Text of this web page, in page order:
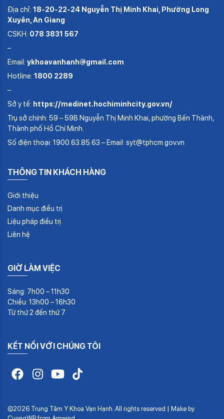
Địa chỉ: 18-20-22-24 Nguyễn Thị Minh Khai, Phường Long
Xuyên, An Giang
CSKH: 078 3831 567
–
Email: ykhoavanhanh@gmail.com
Hotline: 1800 2289
–
Sở y tế: https://medinet.hochiminhcity.gov.vn/
Trụ sở chính: 59 – 59B Nguyễn Thị Minh Khai, phường Bến Thành,
Thành phố Hồ Chí Minh.
Số điện thoại: 1900.63.85.63 – Email: syt@tphcm.gov.vn
THÔNG TIN KHÁCH HÀNG
Giới thiệu
Danh mục điều trị
Liệu pháp điều trị
Liên hệ
GIỜ LÀM VIỆC
Sáng: 7h00 – 11h30
Chiều: 13h00 – 16h30
Từ thứ 2 đến thứ 7
KẾT NỐI VỚI CHÚNG TÔI
©2026 Trung Tâm Y Khoa Vạn Hạnh. All rights reserved | Make by